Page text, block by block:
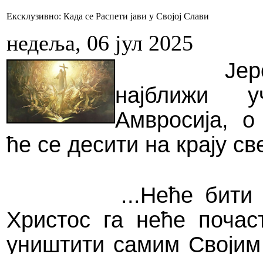
Ексклузивно: Када се Распети јави у Својој Слави
недеља, 06 јул 2025
најближи
Амвросија,
ће се десити на крају
...Неће бити
Христос га неће
уништити самим С